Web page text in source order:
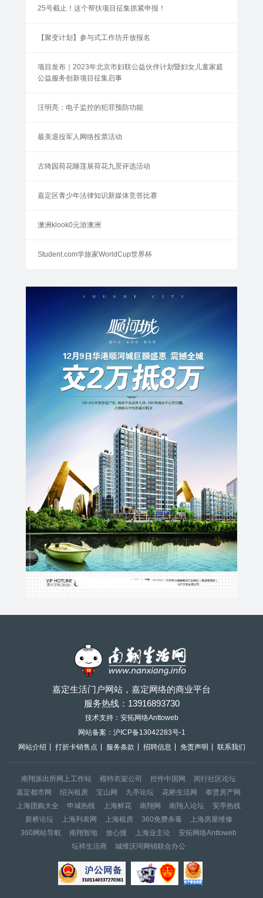
25号截止！这个帮扶项目征集抓紧申报！
【聚变计划】参与式工作坊开放报名
项目发布｜2023年北京市妇联公益伙伴计划暨妇女儿童家庭
公益服务创新项目征集启事
汪明亮：电子监控的犯罪预防功能
最美退役军人网络投票活动
古猗园荷花睡莲展荷花九景评选活动
嘉定区青少年法律知识新媒体竞答比赛
澳洲klook0元游澳洲
Student.com学旅家WorldCup世界杯
嘉定生活门户网站，嘉定网络的商业平台
服务热线： 13916893730
技术支持：安拓网络Anttoweb
网站备案： 沪ICP备13042283号-1
网站介绍
打折卡销售点 服务条款 招聘信息 免责声明 联系我们
南翔派出所网上工作站 模特衣架公司 控件中国网
闵行社区论坛
嘉定都市网
绍兴租房 宝山网 九亭论坛 花桥生活网
奉贤房产网
上海团购大全
申城热线 上海鲜花 南翔网 南翔人论坛
安亭热线
新桥论坛
上海列表网 上海租房 360免费杀毒
上海房屋维修
360网站导航
南翔智地 放心搜 上海业主论
安拓网络Anttoweb
坛祥生活商
城维沃珂网销联合办公